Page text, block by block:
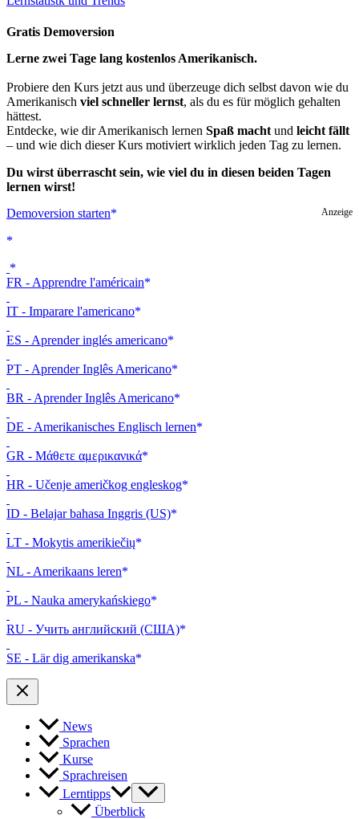
Gratis Demoversion
Lerne zwei Tage lang kostenlos Amerikanisch.
Probiere den Kurs jetzt aus und überzeuge dich selbst davon wie du
Amerikanisch viel schneller lernst, als du es für möglich gehalten
hättest.
Entdecke, wie dir Amerikanisch lernen Spaß machtund leicht fällt
– und wie dich dieser Kurs motiviert wirklich jeden Tag zu lernen.
Du wirst überrascht sein, wie viel du in diesen beiden Tagen
lernen wirst!
Anzeige
Demoversion starten
FR - Apprendre l'américain
IT - Imparare l'americano
ES - Aprender inglés americano
PT - Aprender Inglês Americano
BR - Aprender Inglês Americano
DE - Amerikanisches Englisch lernen
GR - Μάθετε αμερικανικά
HR - Učenje američkog engleskog
ID - Belajar bahasa Inggris (US)
LT - Mokytis amerikiečių
NL - Amerikaans leren
PL - Nauka amerykańskiego
RU - Учить английский (США)
SE - Lär dig amerikanska
News
Sprachen
Kurse
Sprachreisen
Lerntipps
Überblick